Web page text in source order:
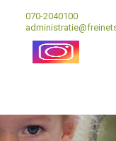
070-2040100